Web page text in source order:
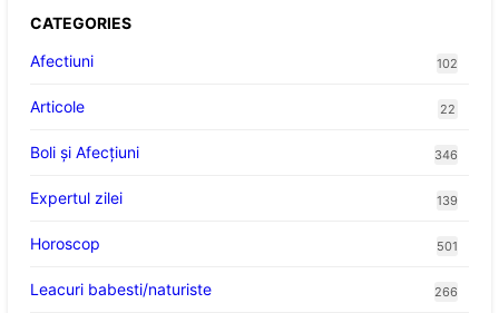
CATEGORIES
Afectiuni
102
Articole 22
Boli și Afecțiuni 346
Expertul zilei 139
Horoscop 501
Leacuri babesti/naturiste 266